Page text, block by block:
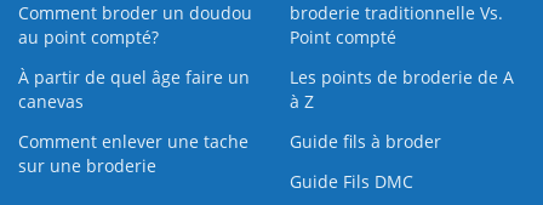
Comment broder un doudou
au point compté?
broderie traditionnelle Vs.
Point compté
À partir de quel âge faire un
canevas
Les points de broderie de A
à Z
Comment enlever une tache
sur une broderie
Guide fils à broder
Guide Fils DMC